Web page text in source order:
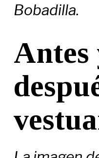
Bobadilla.
Antes